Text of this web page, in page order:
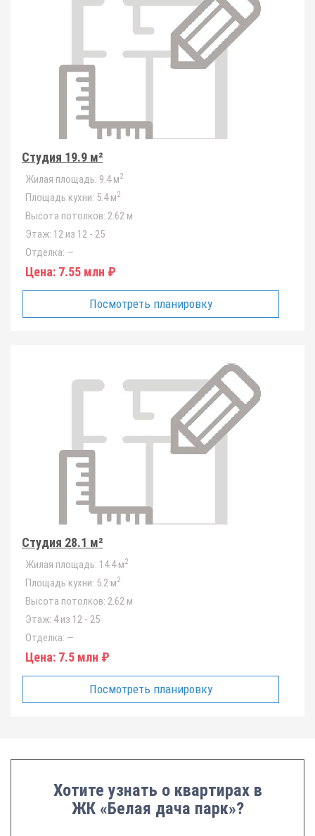
Студия 19.9 м²
Жилая площадь: 9.4 м2
Площадь кухни: 5.4 м2
Высота потолков: 2.62 м
Этаж: 12 из 12 - 25
Отделка: —
Цена: 7.55 млн ₽
Посмотреть планировку
Студия 28.1 м²
Жилая площадь: 14.4 м2
Площадь кухни: 5.2 м2
Высота потолков: 2.62 м
Этаж: 4 из 12 - 25
Отделка: —
Цена: 7.5 млн ₽
Посмотреть планировку
Хотите узнать о квартирах в
ЖК «Белая дача парк»?